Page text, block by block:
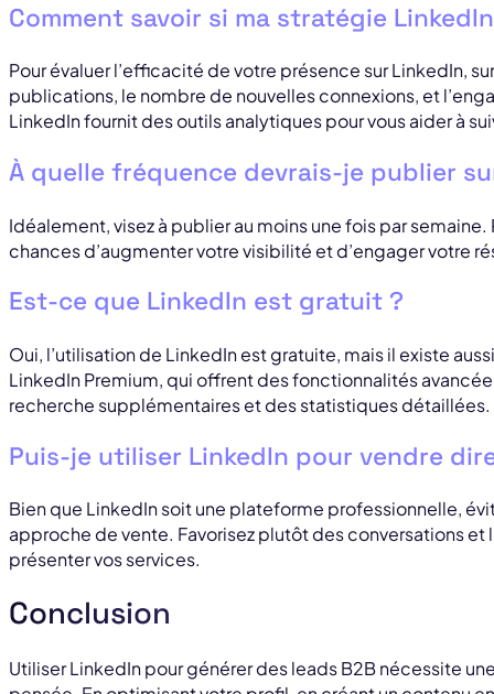
Comment savoir si ma stratégie
Pour évaluer l’efficacité de votre présence sur LinkedIn,
publications, le nombre de nouvelles connexions, et
LinkedIn fournit des outils analytiques pour vous aider à
À quelle fréquence devrais-je publier
Idéalement, visez à publier au moins une fois par
chances d’augmenter votre visibilité et d’engager votre
Est-ce que LinkedIn est gratuit ?
Oui, l’utilisation de LinkedIn est gratuite, mais il existe
LinkedIn Premium, qui offrent des fonctionnalités
recherche supplémentaires et des statistiques détaillées.
Puis-je utiliser LinkedIn pour vendre
Bien que LinkedIn soit une plateforme professionnelle,
approche de vente. Favorisez plutôt des conversations et
présenter vos services.
Conclusion
Utiliser LinkedIn pour générer des leads B2B nécessite